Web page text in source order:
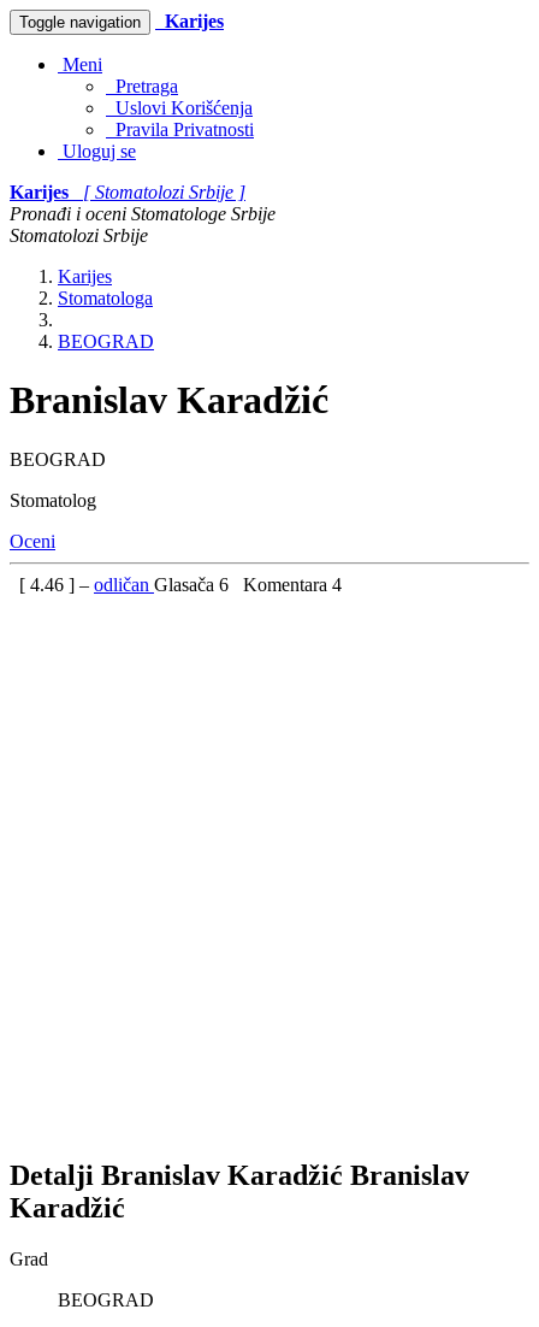
Toggle navigation Karijes
Meni
Pretraga
Uslovi Korišćenja
Pravila Privatnosti
Uloguj se
Karijes
[ Stomatolozi Srbije ]
Pronađi i oceni Stomatologe Srbije
Stomatolozi Srbije
Karijes
Stomatologa
BEOGRAD
Branislav Karadžić
BEOGRAD
Stomatolog
Oceni
[ 4.46 ] – odličan Glasača 6 Komentara 4
Detalji Branislav Karadžić Branislav
Karadžić
Grad
BEOGRAD